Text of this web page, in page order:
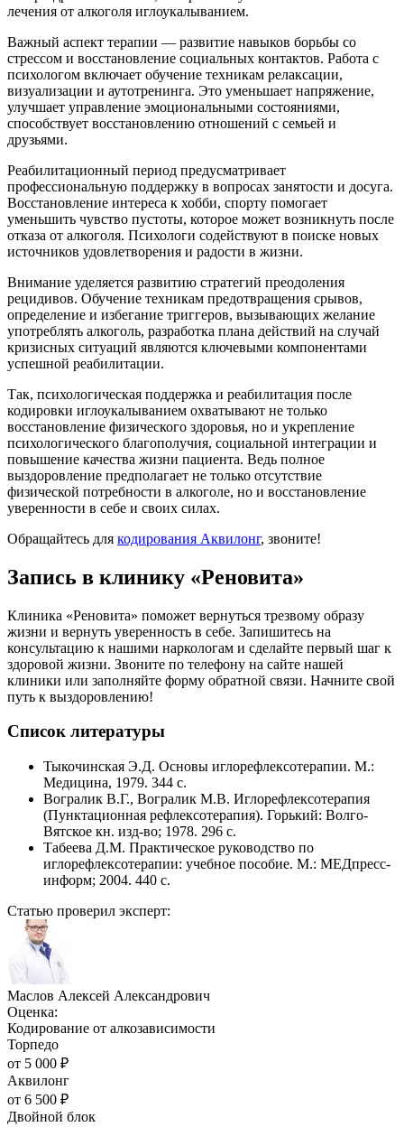
лечения от алкоголя иглоукалыванием.
Важный аспект терапии — развитие навыков борьбы со
стрессом и восстановление социальных контактов. Работа с
психологом включает обучение техникам релаксации,
визуализации и аутотренинга. Это уменьшает напряжение,
улучшает управление эмоциональными состояниями,
способствует восстановлению отношений с семьей и
друзьями.
Реабилитационный период предусматривает
профессиональную поддержку в вопросах занятости и досуга.
Восстановление интереса к хобби, спорту помогает
уменьшить чувство пустоты, которое может возникнуть после
отказа от алкоголя. Психологи содействуют в поиске новых
источников удовлетворения и радости в жизни.
Внимание уделяется развитию стратегий преодоления
рецидивов. Обучение техникам предотвращения срывов,
определение и избегание триггеров, вызывающих желание
употреблять алкоголь, разработка плана действий на случай
кризисных ситуаций являются ключевыми компонентами
успешной реабилитации.
Так, психологическая поддержка и реабилитация после
кодировки иглоукалыванием охватывают не только
восстановление физического здоровья, но и укрепление
психологического благополучия, социальной интеграции и
повышение качества жизни пациента. Ведь полное
выздоровление предполагает не только отсутствие
физической потребности в алкоголе, но и восстановление
уверенности в себе и своих силах.
Обращайтесь для кодирования Аквилонг, звоните!
Запись в клинику «Реновита»
Клиника «Реновита» поможет вернуться трезвому образу
жизни и вернуть уверенность в себе. Запишитесь на
консультацию к нашими наркологам и сделайте первый шаг к
здоровой жизни. Звоните по телефону на сайте нашей
клиники или заполняйте форму обратной связи. Начните свой
путь к выздоровлению!
Список литературы
Тыкочинская Э.Д. Основы иглорефлексотерапии. М.:
Медицина, 1979. 344 с.
Вогралик В.Г., Вогралик М.В. Иглорефлексотерапия
(Пунктационная рефлексотерапия). Горький: Волго-
Вятское кн. изд-во; 1978. 296 с.
Табеева Д.М. Практическое руководство по
иглорефлексотерапии: учебное пособие. М.: МЕДпресс-
информ; 2004. 440 с.
Статью проверил эксперт:
Маслов Алексей Александрович
Оценка:
Кодирование от алкозависимости
Торпедо
от 5 000 ₽
Аквилонг
от 6 500 ₽
Двойной блок